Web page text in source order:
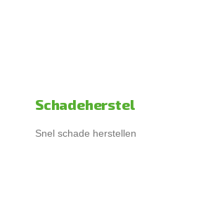
Schadeherstel
Snel schade herstellen